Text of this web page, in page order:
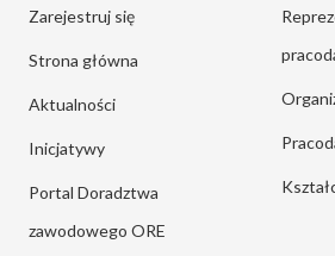
Zarejestruj się
Strona główna
Aktualności
Inicjatywy
Portal Doradztwa
zawodowego ORE